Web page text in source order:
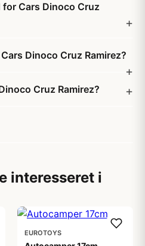
Cars Dinoco Cruz
Dinoco Cruz Ramirez?
Cruz Ramirez?
interesseret i
EUROTOYS